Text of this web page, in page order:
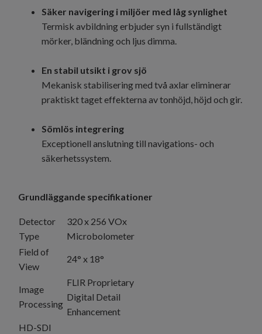
Säker navigering i miljöer med låg synlighet
Termisk avbildning erbjuder syn i fullständigt
mörker, bländning och ljus dimma.
En stabil utsikt i grov sjö
Mekanisk stabilisering med två axlar eliminerar
praktiskt taget effekterna av tonhöjd, höjd och gir.
Sömlös integrering
Exceptionell anslutning till navigations- och
säkerhetssystem.
Grundläggande specifikationer
Detector
Type
320 x 256 VOx
Microbolometer
Field of
View
24° x 18°
Image
Processing
FLIR Proprietary
Digital Detail
Enhancement
HD-SDI